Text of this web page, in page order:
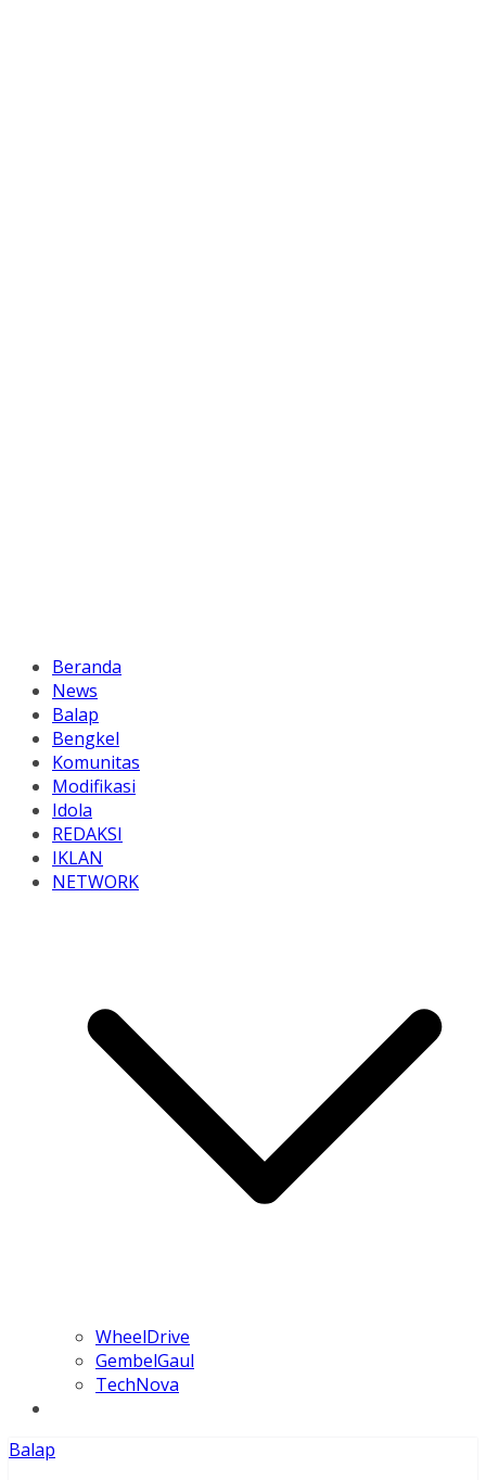
Beranda
News
Balap
Bengkel
Komunitas
Modifikasi
Idola
REDAKSI
IKLAN
NETWORK
WheelDrive
GembelGaul
TechNova
Balap